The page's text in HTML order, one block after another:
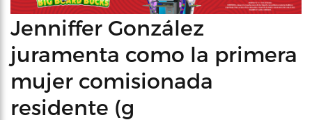
Jenniffer González
juramenta como la primera
mujer comisionada
residente (g